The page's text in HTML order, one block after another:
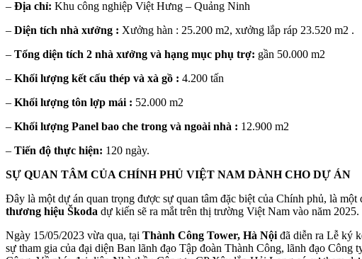
– Địa chỉ: Khu công nghiệp Việt Hưng – Quảng Ninh
– Diện tích nhà xưởng : Xưởng hàn : 25.200 m2, xưởng lắp ráp 23.520 m2 .
– Tổng diện tích 2 nhà xưởng và hạng mục phụ trợ: gần 50.000 m2
– Khối lượng kết cấu thép và xà gồ : 4.200 tấn
– Khối lượng tôn lợp mái : 52.000 m2
– Khối lượng Panel bao che trong và ngoài nhà : 12.900 m2
– Tiến độ thực hiện: 120 ngày.
SỰ QUAN TÂM CỦA CHÍNH PHỦ VIỆT NAM DÀNH CHO DỰ ÁN
Đây là một dự án quan trọng được sự quan tâm đặc biệt của Chính phủ, là
thương hiệu Škoda dự kiến sẽ ra mắt trên thị trường Việt Nam vào năm 2025.
Ngày 15/05/2023 vừa qua, tại Thành Công Tower, Hà Nội đã diễn ra Lễ ký
sự tham gia của đại diện Ban lãnh đạo Tập đoàn Thành Công, lãnh đạo